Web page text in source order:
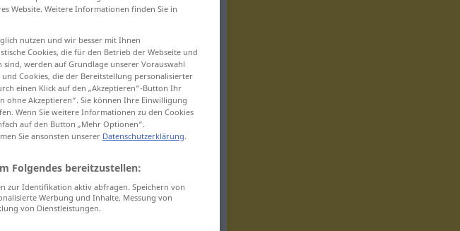
(≈ Hindernis)
Website. Weitere Informationen finden Sie in
nutzen und wir besser mit Ihnen
Cookies, die für den Betrieb der Webseite und
werden auf Grundlage unserer Vorauswahl
Cookies, die der Bereitstellung personalisierter
einen Klick auf den „Akzeptieren“-Button Ihr
ohne Akzeptieren“. Sie können Ihre Einwilligung
Wenn Sie weitere Informationen zu den Cookies
auf den Button „Mehr Optionen“.
Sie ansonsten unserer Datenschutzerklärung.
Folgendes bereitzustellen:
zur Identifikation aktiv abfragen. Speichern von
Werbung und Inhalte, Messung von
von Dienstleistungen.